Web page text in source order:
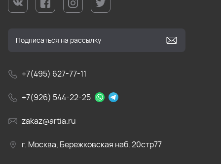
+7(495) 627-77-11
+7(926) 544-22-25
zakaz@artia.ru
г. Москва, Бережковская наб. 20стр77